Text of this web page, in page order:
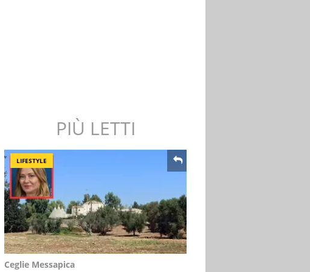
PIÙ LETTI
LIFESTYLE
Ceglie Messapica